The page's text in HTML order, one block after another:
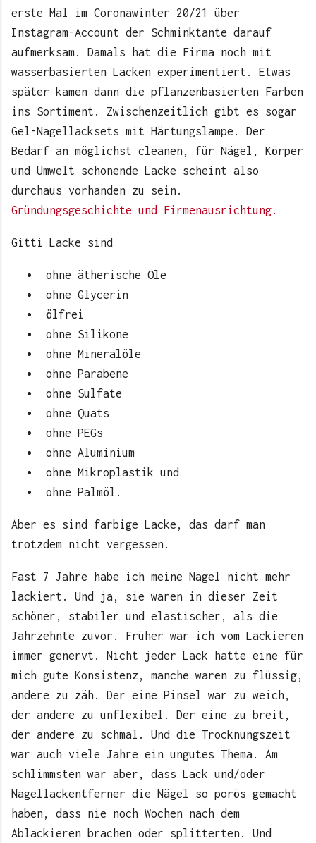
erste Mal im Coronawinter 20/21 über
Instagram-Account der Schminktante darauf
aufmerksam. Damals hat die Firma noch mit
wasserbasierten Lacken experimentiert. Etwas
später kamen dann die pflanzenbasierten Farben
ins Sortiment. Zwischenzeitlich gibt es sogar
Gel-Nagellacksets mit Härtungslampe. Der
Bedarf an möglichst cleanen, für Nägel, Körper
und Umwelt schonende Lacke scheint also
durchaus vorhanden zu sein.
Gründungsgeschichte und Firmenausrichtung.
Gitti Lacke sind
ohne ätherische Öle
ohne Glycerin
ölfrei
ohne Silikone
ohne Mineralöle
ohne Parabene
ohne Sulfate
ohne Quats
ohne PEGs
ohne Aluminium
ohne Mikroplastik und
ohne Palmöl.
Aber es sind farbige Lacke, das darf man
trotzdem nicht vergessen.
Fast 7 Jahre habe ich meine Nägel nicht mehr
lackiert. Und ja, sie waren in dieser Zeit
schöner, stabiler und elastischer, als die
Jahrzehnte zuvor. Früher war ich vom Lackieren
immer genervt. Nicht jeder Lack hatte eine für
mich gute Konsistenz, manche waren zu flüssig,
andere zu zäh. Der eine Pinsel war zu weich,
der andere zu unflexibel. Der eine zu breit,
der andere zu schmal. Und die Trocknungszeit
war auch viele Jahre ein ungutes Thema. Am
schlimmsten war aber, dass Lack und/oder
Nagellackentferner die Nägel so porös gemacht
haben, dass nie noch Wochen nach dem
Ablackieren brachen oder splitterten. Und